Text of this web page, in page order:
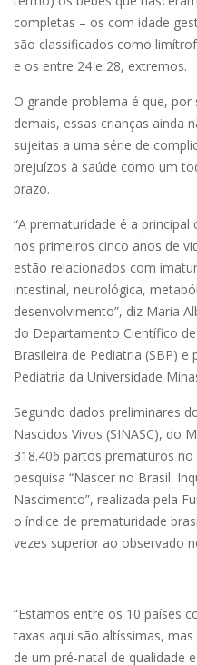
completas – os com idade
são classificados como
e os entre 24 e 28, extremos.
O grande problema é que,
demais, essas crianças ainda
sujeitas a uma série de
prejuízos à saúde como um
prazo.
“A prematuridade é a
nos primeiros cinco anos de
estão relacionados com
intestinal, neurológica,
desenvolvimento”, diz Maria
do Departamento Científico
Brasileira de Pediatria (SBP)
Pediatria da Universidade
Segundo dados preliminares
Nascidos Vivos (SINASC), do
318.406 partos prematuros
pesquisa “Nascer no Brasil:
Nascimento”, realizada pela
o índice de prematuridade
vezes superior ao observado
“Estamos entre os 10 países
taxas aqui são altíssimas,
de um pré-natal de qualidade